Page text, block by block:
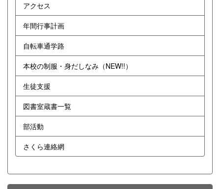
アクセス
年間行事計画
自転車通学路
本校の制服・身だしなみ（NEW!!）
生徒支援
図書室蔵書一覧
部活動
さくら連絡網